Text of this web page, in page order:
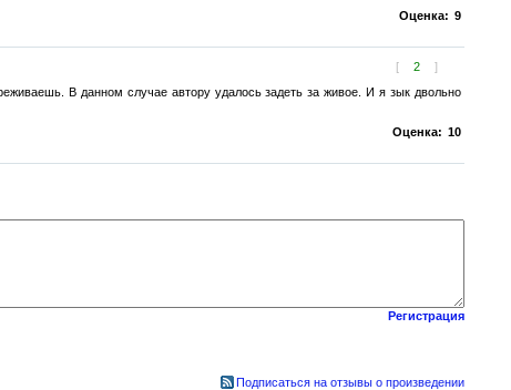
Оценка: 9
[ 2 ]
В данном случае автору удалось задеть за живое. И я зык двольно
Оценка: 10
Регистрация
Подписаться на отзывы о произведении